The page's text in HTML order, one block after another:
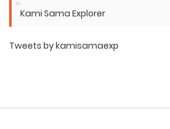
Kami Sama Explorer
Tweets by kamisamaexp